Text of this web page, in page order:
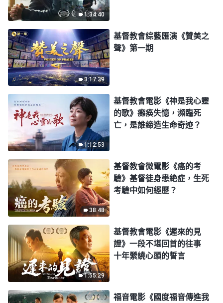
1:34:40
3:17:39
基督教會綜藝匯演《贊美之
聲》第一期
1:12:53
基督教會電影《神是我心靈
的歌》癱痪失憶，瀕臨死
亡，是誰締造生命奇迹？
38:48
基督教會微電影《癌的考
驗》基督徒身患絶症，生死
考驗中如何經歷？
1:55:29
基督教會電影《遲來的見
證》一段不堪回首的往事
十年縈繞心頭的誓言
福音電影《國度福音傳進我